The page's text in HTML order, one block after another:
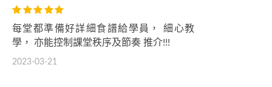
每堂都準備好詳細食譜給學員， 細心教
學， 亦能控制課堂秩序及節奏 推介!!!
2023-03-21